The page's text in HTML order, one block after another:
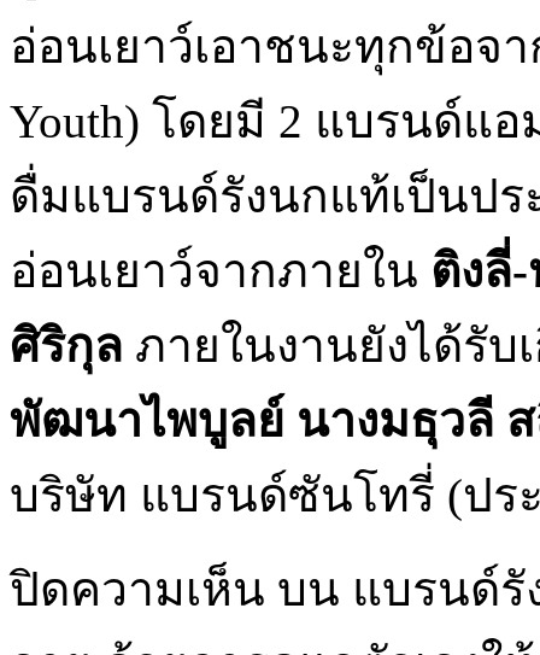
อ่อนเยาว์เอาชนะทุกข้อจา
Youth) โดยมี 2 แบรนด์แ
ดื่มแบรนด์รังนกแท้เป็นปร
อ่อนเยาว์จากภายใน ติงลี่-
ศิริกุล ภายในงานยังได้รับ
พัฒนาไพบูลย์ นางมธุวลี
บริษัท แบรนด์ซันโทรี่ (ปร
ปิดความเห็น บน แบรนด์รั